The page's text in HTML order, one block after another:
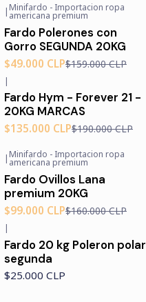
-69%OFF
| Minifardo - Importacion ropa
americana premium
Fardo Polerones con
Gorro SEGUNDA 20KG
$49.000 CLP$159.000 CLP
|
Fardo Hym - Forever 21 -
20KG MARCAS
$135.000 CLP$190.000 CLP
-38%OFF
Agotado
| Minifardo - Importacion ropa
americana premium
Fardo Ovillos Lana
premium 20KG
$99.000 CLP$160.000 CLP
|
Fardo 20 kg Poleron polar
segunda
$25.000 CLP